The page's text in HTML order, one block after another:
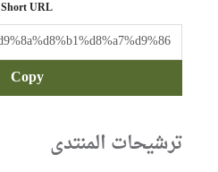
Short URL
Copy
ترشيحات المنتدى